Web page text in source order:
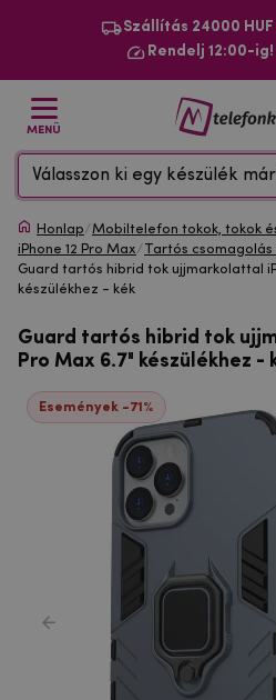
Szállítás 24000 HUF
Rendelj 12:00-
MENÜ
Válasszon ki egy készülék
Honlap/Mobiltelefon tokok, tokok
iPhone 12 Pro Max/Tartós
Guard tartós hibrid tok ujjmarkolattal
készülékhez - kék
Guard tartós hibrid tok
Pro Max 6.7" készülékhez -
Események -71%